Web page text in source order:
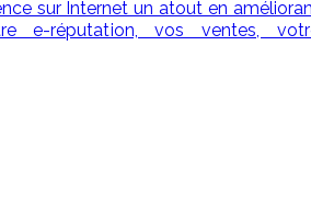
sur Internet un atout en
e-réputation, vos ventes,